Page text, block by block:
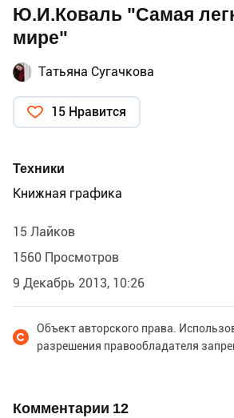
Ю.И.Коваль "Самая
мире"
Татьяна Сугачкова
15 Нравится
Техники
Книжная графика
15 Лайков
1560 Просмотров
9 Декабрь 2013, 10:26
Объект авторского права.
разрешения правообладателя
Комментарии 12